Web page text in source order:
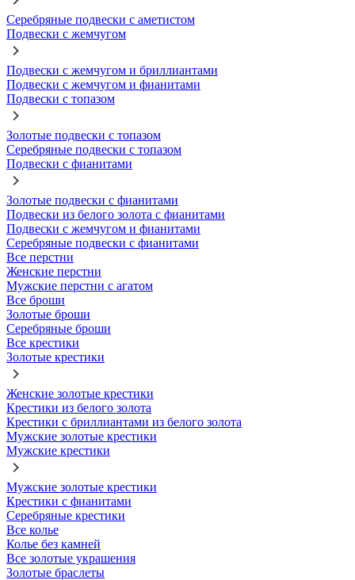
Серебряные подвески с аметистом
Подвески с жемчугом
Подвески с жемчугом и бриллиантами
Подвески с жемчугом и фианитами
Подвески с топазом
Золотые подвески с топазом
Серебряные подвески с топазом
Подвески с фианитами
Золотые подвески с фианитами
Подвески из белого золота с фианитами
Подвески с жемчугом и фианитами
Серебряные подвески с фианитами
Все перстни
Женские перстни
Мужские перстни с агатом
Все броши
Золотые броши
Серебряные броши
Все крестики
Золотые крестики
Женские золотые крестики
Крестики из белого золота
Крестики с бриллиантами из белого золота
Мужские золотые крестики
Мужские крестики
Мужские золотые крестики
Крестики с фианитами
Серебряные крестики
Все колье
Колье без камней
Все золотые украшения
Золотые браслеты